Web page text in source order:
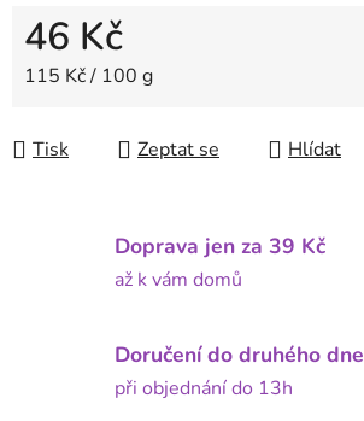
46 Kč
Měrná cena:
115 Kč / 100 g
Tisk Zeptat se Hlídat
Doprava jen za 39 Kč
až k vám domů
Doručení do druhého dne
při objednání do 13h